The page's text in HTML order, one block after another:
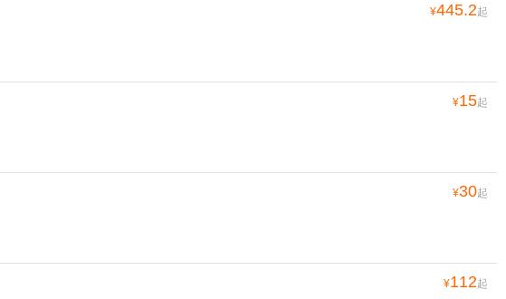
¥445.2起
¥15起
¥30起
¥112起